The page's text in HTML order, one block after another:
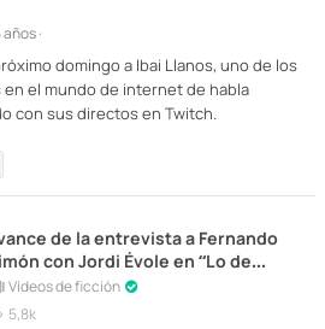
·
domingo a Ibai Llanos, uno de los
el mundo de internet de habla
con sus directos en Twitch.
de la entrevista a Fernando
con Jordi Évole en “Lo de
Vídeos de ficción
5,8k